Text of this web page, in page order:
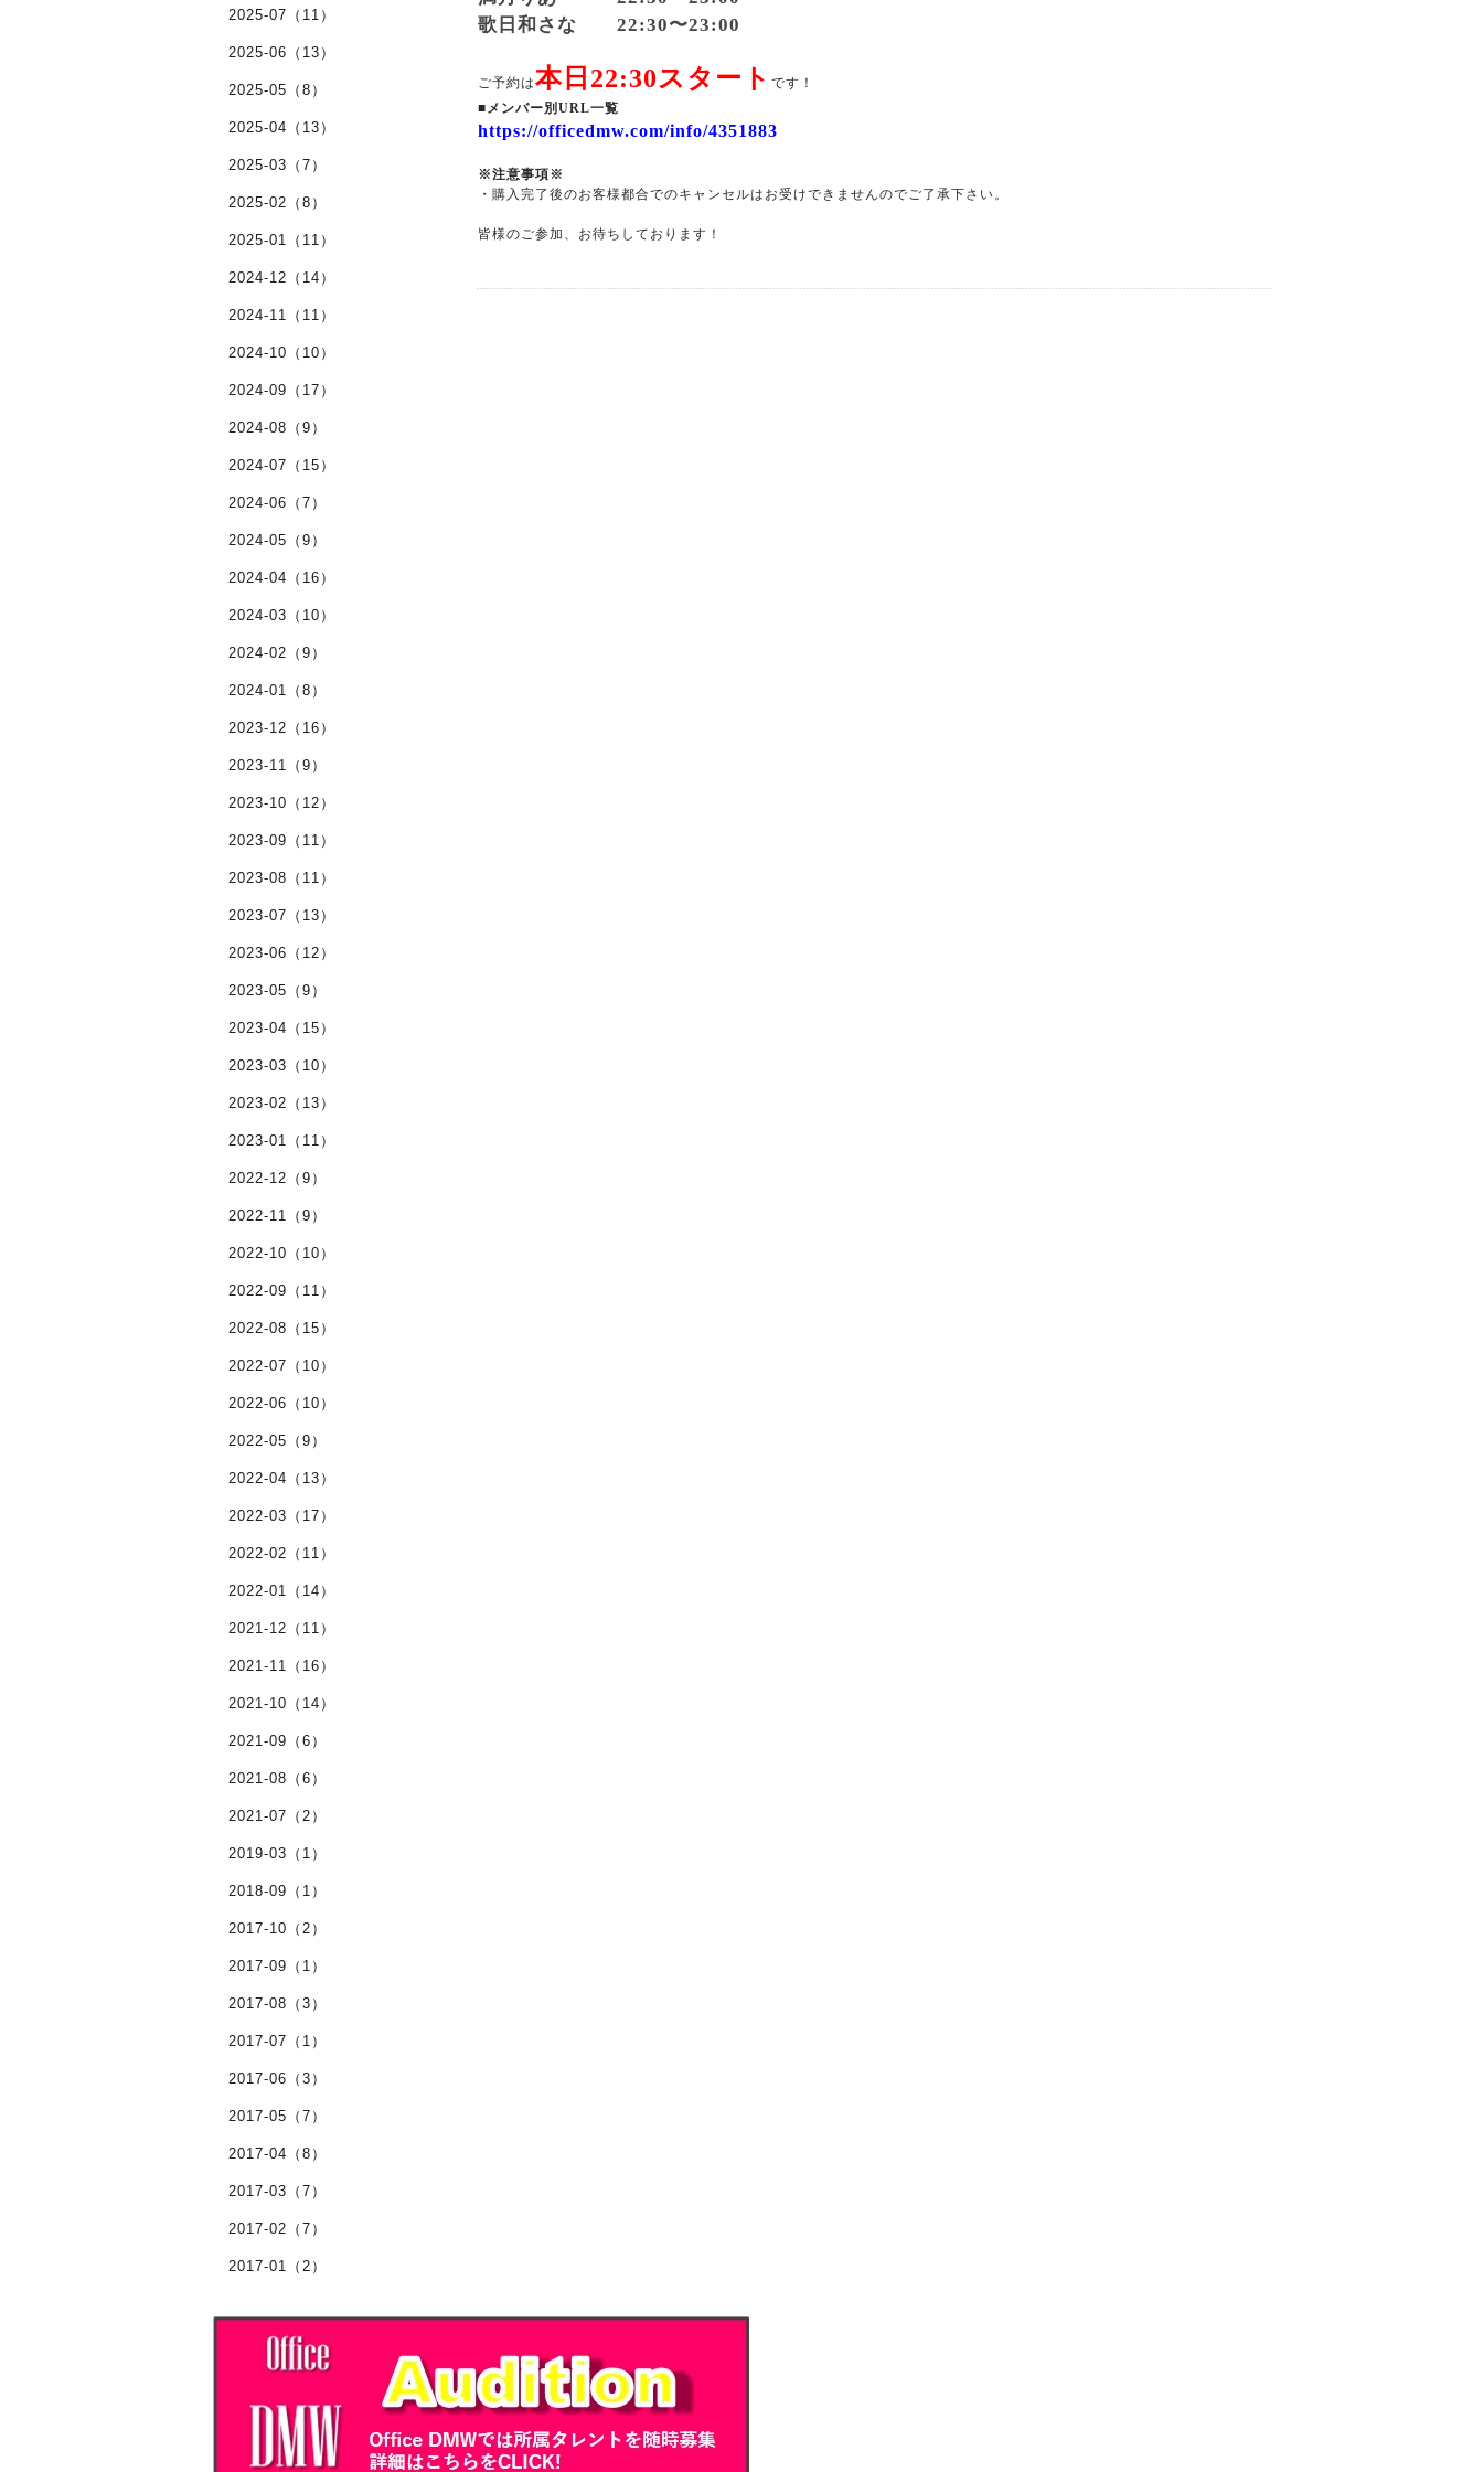
歌日和さな 22:30〜23:00
ご予約は本日22:30スタート です！
■メンバー別URL一覧
https://officedmw.com/info/4351883
※注意事項※
・購入完了後のお客様都合でのキャンセルはお受けできませんのでご了承下さい。
皆様のご参加、お待ちしております！
2025-07（11）
2025-06（13）
2025-05（8）
2025-04（13）
2025-03（7）
2025-02（8）
2025-01（11）
2024-12（14）
2024-11（11）
2024-10（10）
2024-09（17）
2024-08（9）
2024-07（15）
2024-06（7）
2024-05（9）
2024-04（16）
2024-03（10）
2024-02（9）
2024-01（8）
2023-12（16）
2023-11（9）
2023-10（12）
2023-09（11）
2023-08（11）
2023-07（13）
2023-06（12）
2023-05（9）
2023-04（15）
2023-03（10）
2023-02（13）
2023-01（11）
2022-12（9）
2022-11（9）
2022-10（10）
2022-09（11）
2022-08（15）
2022-07（10）
2022-06（10）
2022-05（9）
2022-04（13）
2022-03（17）
2022-02（11）
2022-01（14）
2021-12（11）
2021-11（16）
2021-10（14）
2021-09（6）
2021-08（6）
2021-07（2）
2019-03（1）
2018-09（1）
2017-10（2）
2017-09（1）
2017-08（3）
2017-07（1）
2017-06（3）
2017-05（7）
2017-04（8）
2017-03（7）
2017-02（7）
2017-01（2）